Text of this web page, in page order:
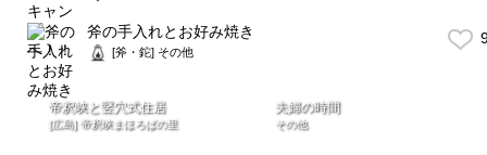
斧の手入れとお好み焼き
[斧・鉈] その他
帝釈峡と竪穴式住居
[広島] 帝釈峡まほろばの里
夫婦の時間
その他